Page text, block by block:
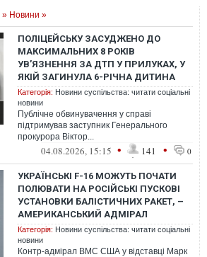
» Новини »
ПОЛІЦЕЙСЬКУ ЗАСУДЖЕНО ДО
МАКСИМАЛЬНИХ 8 РОКІВ
УВ’ЯЗНЕННЯ ЗА ДТП У ПРИЛУКАХ, У
ЯКІЙ ЗАГИНУЛА 6-РІЧНА ДИТИНА
Категорія: Новини суспільства: читати соціальні
новини
Публічне обвинувачення у справі
підтримував заступник Генерального
прокурора Віктор...
04.08.2026, 15:15 • 141 • 0
УКРАЇНСЬКІ F-16 МОЖУТЬ ПОЧАТИ
ПОЛЮВАТИ НА РОСІЙСЬКІ ПУСКОВІ
УСТАНОВКИ БАЛІСТИЧНИХ РАКЕТ, –
АМЕРИКАНСЬКИЙ АДМІРАЛ
Категорія: Новини суспільства: читати соціальні
новини
Контр-адмірал ВМС США у відставці Марк